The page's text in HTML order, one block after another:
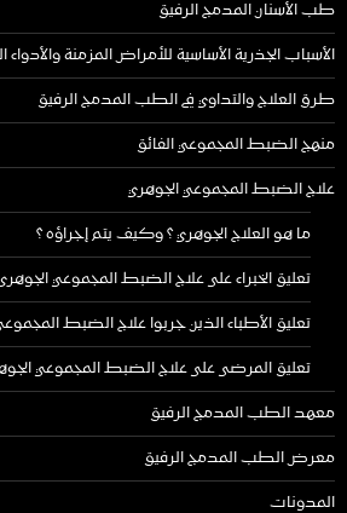
طب الأسنان المدمج الرفيق
الأسباب الجذرية الأساسية للأمراض المزمنة
طرق العلاج والتداوي في الطب المدمج الرفيق
منهج الضبط المجموعي الفائق
علاج الضبط المجموعي الجوهري
ما هو العلاج الجوهري ؟ وكيف يتم إجراؤه ؟
تعليق الخبراء على علاج الضبط المجموعي
تعليق الأطباء الذين جربوا علاج الضبط
تعليق المرضى على علاج الضبط المجموعي
معهد الطب المدمج الرفيق
معرض الطب المدمج الرفيق
المدونات